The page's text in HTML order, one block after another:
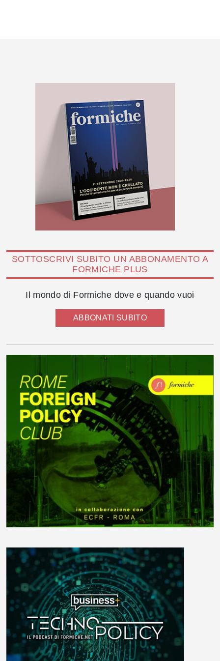
SOTTOSCRIVI SUBITO UN ABBONAMENTO A
FORMICHE PLUS
Il mondo di Formiche dove e quando vuoi
ABBONATI SUBITO